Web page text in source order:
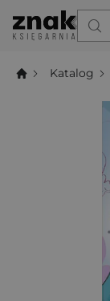
Katalog